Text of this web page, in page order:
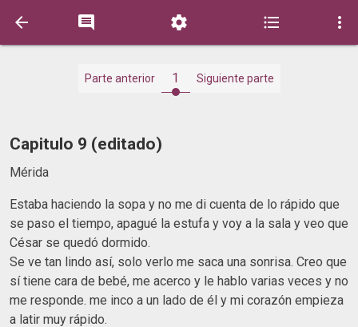
    
Parte anterior 1 Siguiente parte
Capitulo 9 (editado)
Mérida
Estaba haciendo la sopa y no me di cuenta de lo rápido que
se paso el tiempo, apagué la estufa y voy a la sala y veo que
César se quedó dormido.
Se ve tan lindo así, solo verlo me saca una sonrisa. Creo que
sí tiene cara de bebé, me acerco y le hablo varias veces y no
me responde. me inco a un lado de él y mi corazón empieza
a latir muy rápido.